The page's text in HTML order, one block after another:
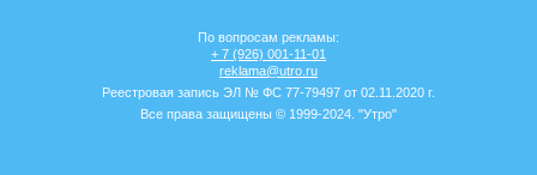
По вопросам рекламы:
+ 7 (926) 001-11-01
reklama@utro.ru
Реестровая запись ЭЛ № ФС 77-79497 от 02.11.2020 г.
Все права защищены © 1999-2024. "Утро"